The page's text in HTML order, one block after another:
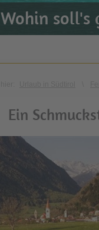
Wohin soll's
Ein